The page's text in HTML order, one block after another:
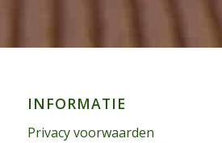
INFORMATIE
Privacy voorwaarden